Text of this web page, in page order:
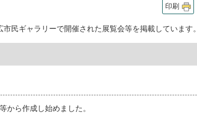
印刷
民ギャラリーで開催された展覧会等を掲載しています。
から作成し始めました。